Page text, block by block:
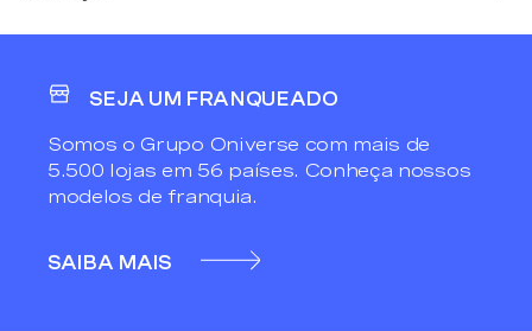
SEJA UM FRANQUEADO
Somos o Grupo Oniverse com mais de
5.500 lojas em 56 países. Conheça nossos
modelos de franquia.
SAIBA MAIS